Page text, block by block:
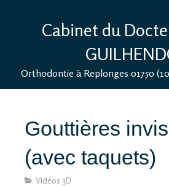
Cabinet du
Orthodontie à Replonges 01750
Gouttières
(avec taquets)
Vidéos 3D